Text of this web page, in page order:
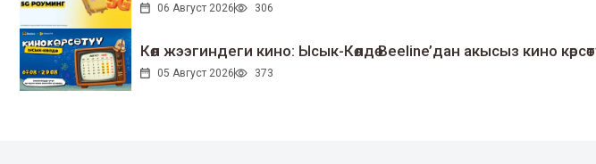
06 Август 2026 306
Көл жээгиндеги кино: Ысык-Көлдө Beeline’дан акысыз кино
05 Август 2026 373